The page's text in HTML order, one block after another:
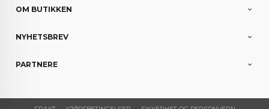
OM BUTIKKEN
NYHETSBREV
PARTNERE